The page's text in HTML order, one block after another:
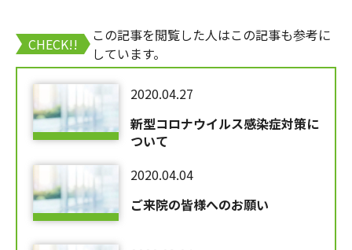
CHECK!!
この記事を閲覧した人はこの記事も参考に
しています。
2020.04.27
新型コロナウイルス感染症対策に
ついて
2020.04.04
ご来院の皆様へのお願い